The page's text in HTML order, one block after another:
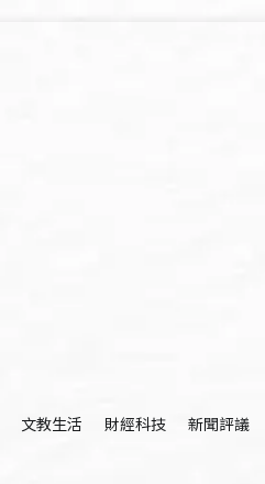
文教生活 財經科技 新聞評議